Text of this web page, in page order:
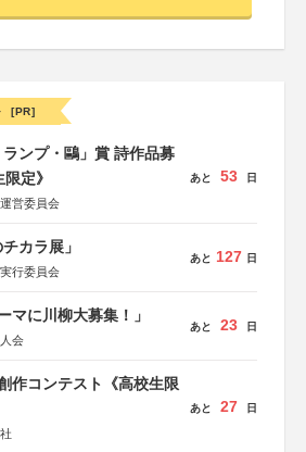
[PR]
ンプ・鷗」賞 詩作品募
定》
営委員会
あと 53 日
カラ展」
行委員会
あと 127 日
マに川柳大募集！」
会
あと 23 日
作コンテスト《高校生限
あと 27 日